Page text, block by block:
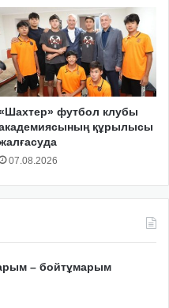
футбол клубы
құрылысы
07.08.2026
– бойтұмарым